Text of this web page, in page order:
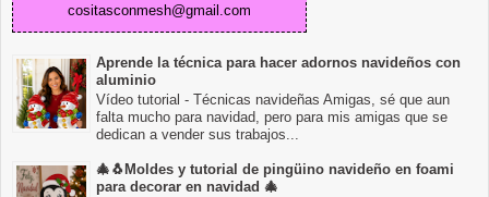
cositasconmesh@gmail.com
Aprende la técnica para hacer adornos navideños con
aluminio
Vídeo tutorial - Técnicas navideñas Amigas, sé que aun
falta mucho para navidad, pero para mis amigas que se
dedican a vender sus trabajos...
🎄🐧Moldes y tutorial de pingüino navideño en foami
para decorar en navidad 🎄